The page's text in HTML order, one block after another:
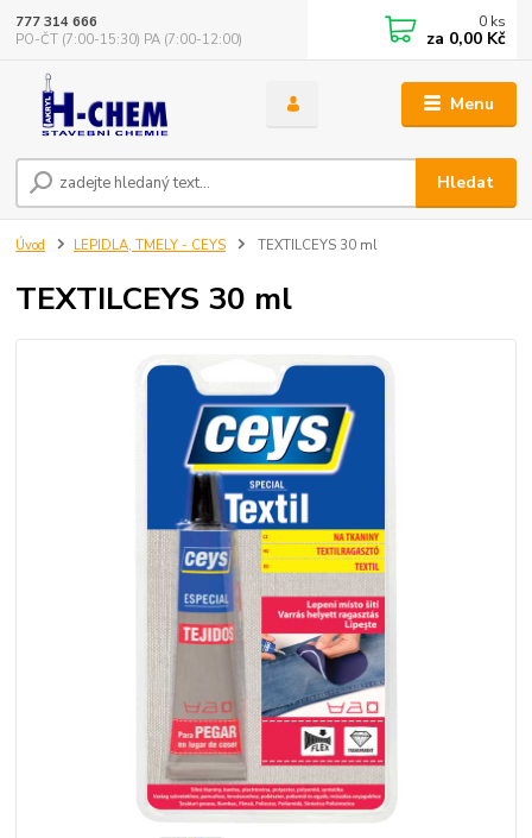
Menu
Hledat
777 314 666
PO-ČT (7:00-15:30) PA (7:00-12:00)
0 ks
za 0,00 Kč
Úvod LEPIDLA, TMELY - CEYS TEXTILCEYS 30 ml
TEXTILCEYS 30 ml